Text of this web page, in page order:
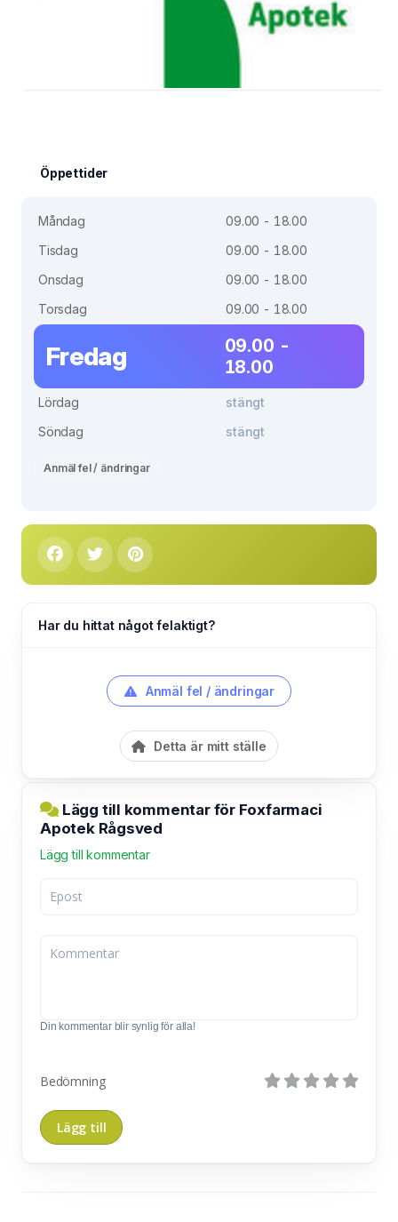
Öppettider
Måndag
09.00 - 18.00
Tisdag
09.00 - 18.00
Onsdag
09.00 - 18.00
Torsdag
09.00 - 18.00
Fredag
09.00 -
18.00
Lördag
stängt
Söndag
stängt
Anmäl fel / ändringar
Har du hittat något felaktigt?
Anmäl fel / ändringar
Detta är mitt ställe
Lägg till kommentar för Foxfarmaci
Apotek Rågsved
Lägg till kommentar
Din kommentar blir synlig för alla!
Bedömning